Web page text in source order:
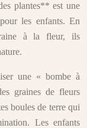
plantes** est une
les enfants. En
à la fleur, ils
une « bombe à
graines de fleurs
boules de terre qui
Les enfants